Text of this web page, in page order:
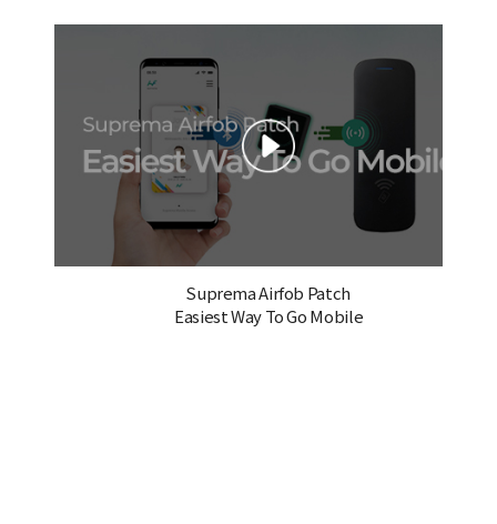
Suprema Airfob Patch
Easiest Way To Go Mobile